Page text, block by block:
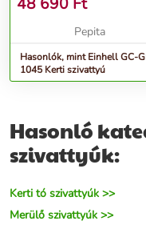
48 690 Ft
Pepita
Hasonlók, mint Einhell GC-
1045 Kerti szivattyú
Hasonló
szivattyúk:
Kerti tó szivattyúk >>
Merülő szivattyúk >>